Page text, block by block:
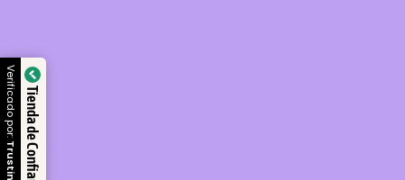
Tienda de Confianza
Verificado por: